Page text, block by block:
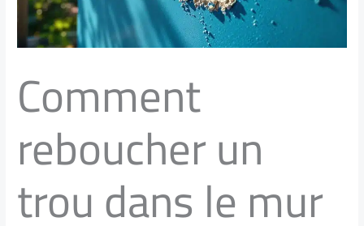
Comment
reboucher un
trou dans le mur